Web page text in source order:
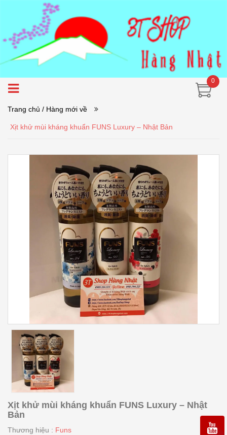
0
Trang chủ / Hàng mới về
Xịt khử mùi kháng khuẩn FUNS Luxury – Nhật Bản
Xịt khử mùi kháng khuẩn FUNS Luxury – Nhật
Bản
Thương hiệu : Funs